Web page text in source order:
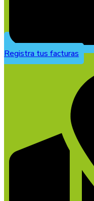
Registra tus facturas